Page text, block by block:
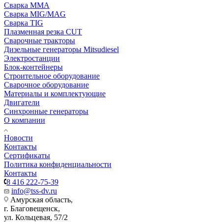
Сварка MMA
Сварка MIG/MAG
Сварка TIG
Плазменная резка CUT
Сварочные тракторы
Дизельные генераторы Mitsudiesel
Электростанции
Блок-контейнеры
Строительное оборудование
Сварочное оборудование
Материалы и комплектующие
Двигатели
Синхронные генераторы
О компании
Новости
Контакты
Сертификаты
Политика конфиденциальности
Контакты
8 416 222-75-39
info@tss-dv.ru
Амурская область,
г. Благовещенск,
ул. Кольцевая, 57/2